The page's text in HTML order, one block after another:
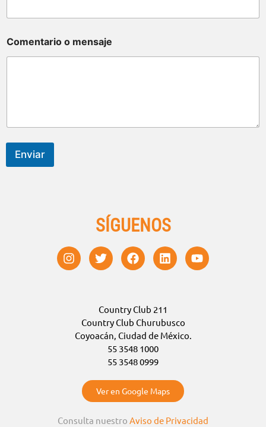
SÍGUENOS
Country Club 211
Country Club Churubusco
Coyoacán, Ciudad de México.
55 3548 1000
55 3548 0999
Ver en Google Maps
Consulta nuestro Aviso de Privacidad
Comentario o mensaje
Enviar